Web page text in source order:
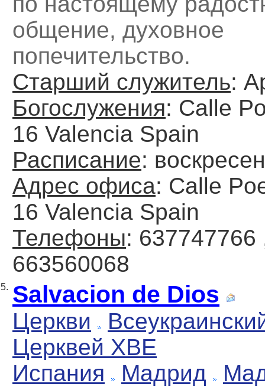
общение, духовное
попечительство.
Старший служитель:
Богослужения: Calle
16 Valencia Spain
Расписание:
Адрес офиса: Calle
16 Valencia Spain
Телефоны: 637747766
663560068
5. Salvacion de Dios
Церкви
Церквей ХВЕ
Испания
Мадрид